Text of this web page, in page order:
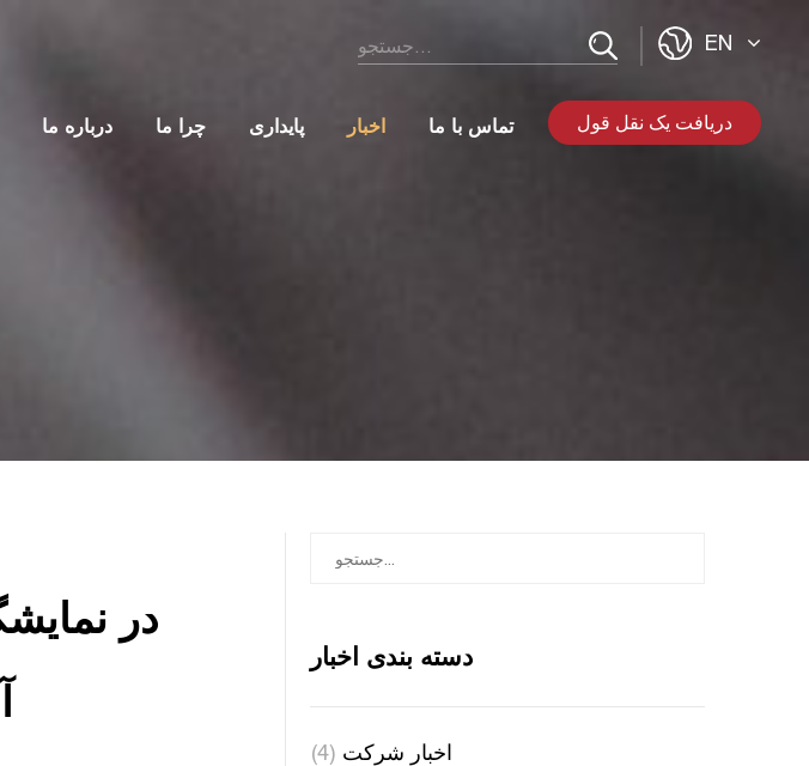
EN
درباره ما چرا ما پایداری اخبار تماس با ما دریافت یک نقل قول
دسته بندی اخبار
اخبار شرکت (4)